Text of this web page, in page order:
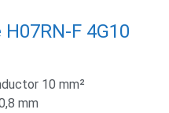
F 4G10
10 mm²
mm